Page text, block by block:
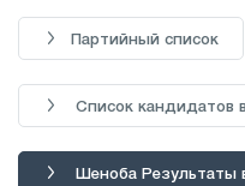
Партийный список
Список кандидатов
Шеноба Результаты